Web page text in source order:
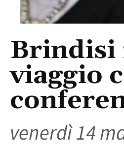
Brindisi
viaggio
venerdì 14